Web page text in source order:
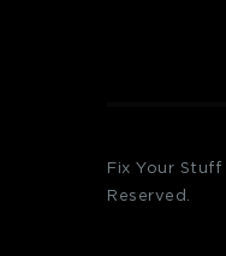
Fix Your
Reserved.